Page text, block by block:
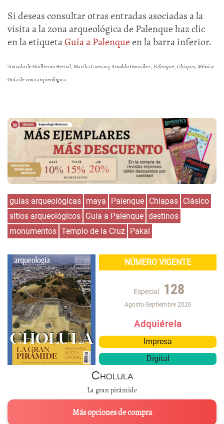
Si deseas consultar otras entradas asociadas a la
visita a la zona arqueológica de Palenque haz clic
en la etiquetaGuía a Palenqueen la barra inferior.
Tomado de Guillermo Bernal, Martha Cuevas y Arnoldo González, Palenque, Chiapas, México.
Guía de zona arqueológica.
guías arqueológicas maya Palenque Chiapas Clásico
sitios arqueológicos Guía a Palenque destinos
monumentos Templo de la Cruz Pakal
NÚMERO VIGENTE
Especial 128
Agosto-Septiembre 2026
Adquiérela
Impresa
Digital
Cholula
La gran pirámide
Más opciones de compra